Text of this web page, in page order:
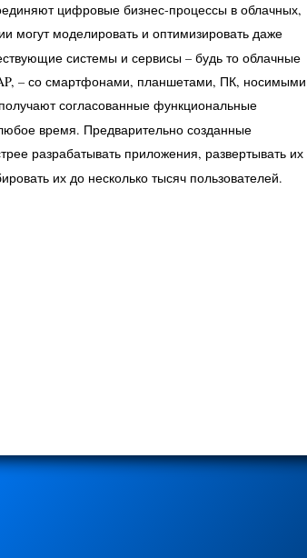
цифровые бизнес-процессы в облачных,
могут моделировать и оптимизировать даже
системы и сервисы – будь то облачные
– со смартфонами, планшетами, ПК, носимыми
согласованные функциональные
время. Предварительно созданные
разрабатывать приложения, развертывать их
их до несколько тысяч пользователей.